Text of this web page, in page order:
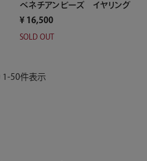
ベネチアンビーズ イヤリング
¥ 16,500
SOLD OUT
1 -50件表示